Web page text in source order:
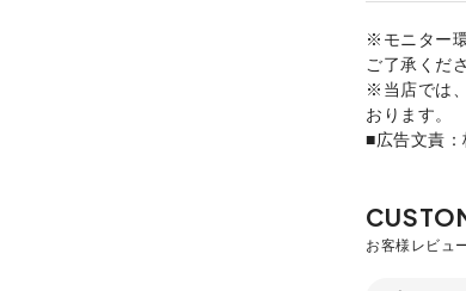
※モニター
ご了承くだ
※当店では
おります。
■広告文責